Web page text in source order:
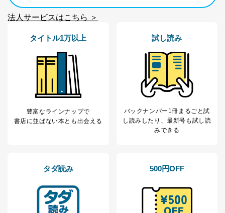
東京都渋谷区南平台町16-11
株式会社富士山マガジンサービス
個人情報保護管理者: 経営管理グループディレクター 前
当社が取り扱う開示対象個人情報の利用目的は次のとお
りです。
No
個人情報の種類 利用目的
ービス等をご利用
の方の個人情報
購入商品の配送のため
個人が特定できない形で取得した
析して、趣味・嗜好に
応じた新商品・サービスに関する
法人サービスはこちら ＞
タイトル1万以上
豊富なラインナップで
書店に並ばない本とも出会える
試し読み
バックナンバー1冊まるごと試
し読み したり、最新号も試し読
みできる
タダ読み 500円OFF